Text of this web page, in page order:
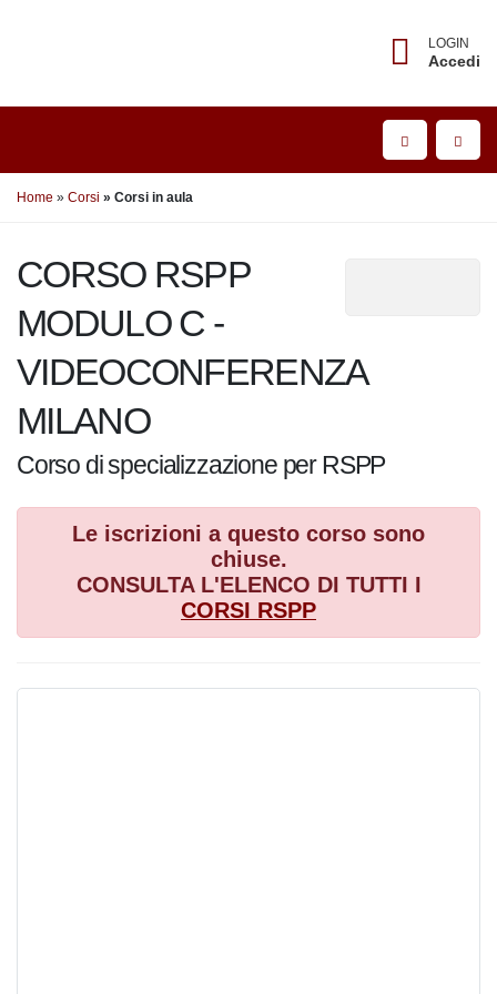
LOGIN
Accedi
Home Corsi Corsi in aula
CORSO RSPP
MODULO C -
VIDEOCONFERENZA
MILANO
Corso di specializzazione per RSPP
Le iscrizioni a questo corso sono
chiuse.
CONSULTA L'ELENCO DI TUTTI I
CORSI RSPP